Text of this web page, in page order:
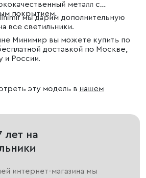
металл с
покрытием.
мы дарим дополнительную
все светильники.
Минимир вы можете купить по
доставкой по Москве,
и России.
эту модель в нашем
лет на
интернет-магазина мы